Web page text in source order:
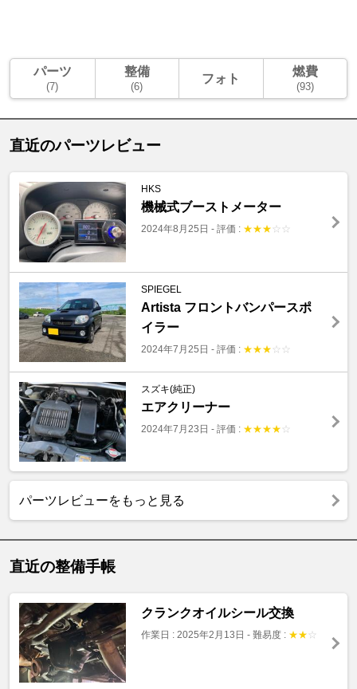
パーツ
(7)
整備
(6)
フォト 燃費
(93)
直近のパーツレビュー
HKS
機械式ブーストメーター
2024年8月25日 - 評価 : ★★★ ☆ ☆
SPIEGEL
Artista フロントバンパースポ
イラー
2024年7月25日 - 評価 : ★★★ ☆ ☆
スズキ(純正)
エアクリーナー
2024年7月23日 - 評価 : ★★★★ ☆
パーツレビューをもっと見る
直近の整備手帳
クランクオイルシール交換
作業日 : 2025年2月13日 - 難易度 : ★★ ☆